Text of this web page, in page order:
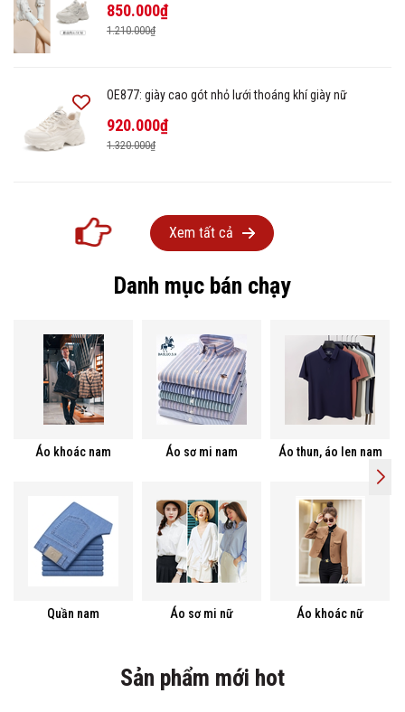
850.000₫
1.210.000₫
OE877: giày cao gót nhỏ lưới thoáng khí giày nữ
920.000₫
1.320.000₫
Xem tất cả
Danh mục bán chạy
Áo khoác nam Áo sơ mi nam Áo thun, áo len nam
Quần nam Áo sơ mi nữ Áo khoác nữ
Sản phẩm mới hot